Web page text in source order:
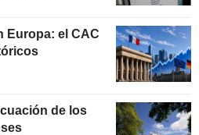
Europa: el CAC
de los